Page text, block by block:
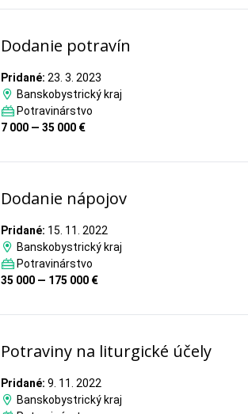
Dodanie potravín
Pridané: 23. 3. 2023
Banskobystrický kraj
Potravinárstvo
7 000 — 35 000 €
Dodanie nápojov
Pridané: 15. 11. 2022
Banskobystrický kraj
Potravinárstvo
35 000 — 175 000 €
Potraviny na liturgické účely
Pridané: 9. 11. 2022
Banskobystrický kraj